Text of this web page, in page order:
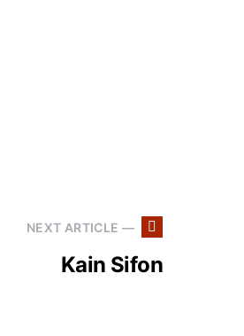
NEXT ARTICLE —
Kain Sifon